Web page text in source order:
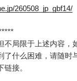
260508_jp_gbf14/
不局限于上述内容，
了什么困难，请随时
接。